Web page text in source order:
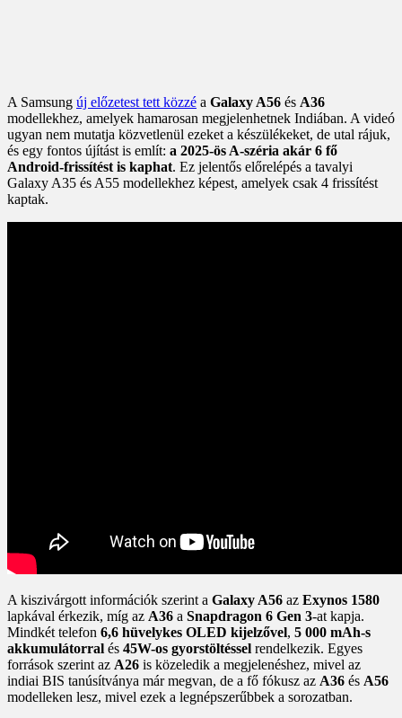
A Samsung új előzetest tett közzé a Galaxy A56 és A36
modellekhez, amelyek hamarosan megjelenhetnek Indiában. A videó
ugyan nem mutatja közvetlenül ezeket a készülékeket, de utal rájuk,
és egy fontos újítást is említ: a 2025-ös A-széria akár 6 fő
Android-frissítést is kaphat. Ez jelentős előrelépés a tavalyi
Galaxy A35 és A55 modellekhez képest, amelyek csak 4 frissítést
kaptak.
A kiszivárgott információk szerint a Galaxy A56 az Exynos 1580
lapkával érkezik, míg az A36 a Snapdragon 6 Gen 3-at kapja.
Mindkét telefon 6,6 hüvelykes OLED kijelzővel, 5 000 mAh-s
akkumulátorral és 45W-os gyorstöltéssel rendelkezik. Egyes
források szerint az A26 is közeledik a megjelenéshez, mivel az
indiai BIS tanúsítványa már megvan, de a fő fókusz az A36 és A56
modelleken lesz, mivel ezek a legnépszerűbbek a sorozatban.